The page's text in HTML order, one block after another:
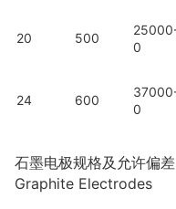
20 500
0
24 600
0
石墨电极规格及允许偏
Graphite Electrodes